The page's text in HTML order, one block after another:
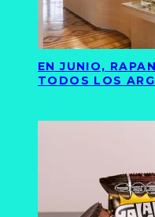
EN JUNIO,
TODOS LOS